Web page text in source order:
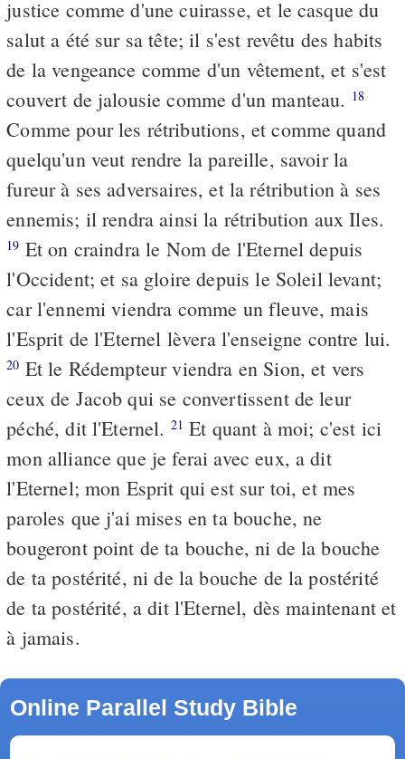
justice comme d'une cuirasse, et le casque du
salut a été sur sa tête; il s'est revêtu des habits
de la vengeance comme d'un vêtement, et s'est
couvert de jalousie comme d'un manteau. 18
Comme pour les rétributions, et comme quand
quelqu'un veut rendre la pareille, savoir la
fureur à ses adversaires, et la rétribution à ses
ennemis; il rendra ainsi la rétribution aux Iles.
19 Et on craindra le Nom de l'Eternel depuis
l'Occident; et sa gloire depuis le Soleil levant;
car l'ennemi viendra comme un fleuve, mais
l'Esprit de l'Eternel lèvera l'enseigne contre lui.
20 Et le Rédempteur viendra en Sion, et vers
ceux de Jacob qui se convertissent de leur
péché, dit l'Eternel. 21 Et quant à moi; c'est ici
mon alliance que je ferai avec eux, a dit
l'Eternel; mon Esprit qui est sur toi, et mes
paroles que j'ai mises en ta bouche, ne
bougeront point de ta bouche, ni de la bouche
de ta postérité, ni de la bouche de la postérité
de ta postérité, a dit l'Eternel, dès maintenant et
à jamais.
Online Parallel Study Bible